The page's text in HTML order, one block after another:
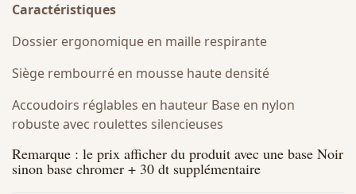
Caractéristiques
Dossier ergonomique en maille respirante
Siège rembourré en mousse haute densité
Accoudoirs réglables en hauteur Base en nylon
robuste avec roulettes silencieuses
Remarque : le prix afficher du produit avec une base Noir
sinon base chromer + 30 dt supplémentaire